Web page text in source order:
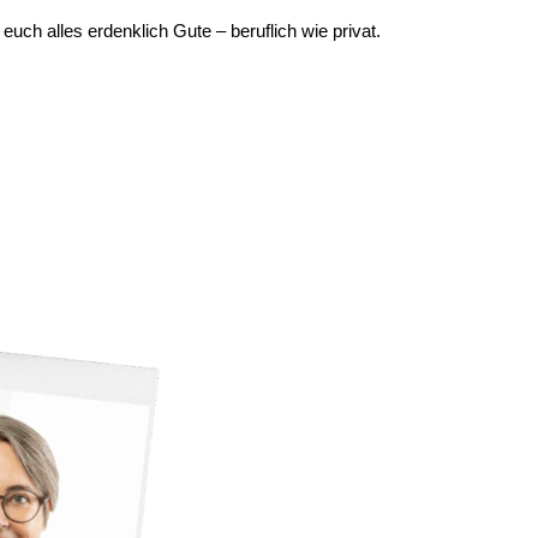
alles erdenklich Gute – beruflich wie privat.